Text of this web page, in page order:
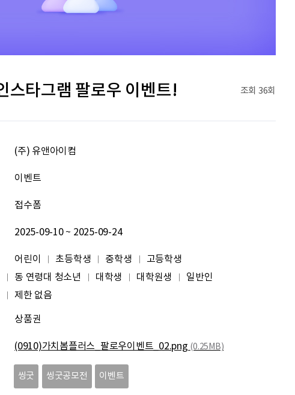
조유나
임예은 .
조유나 화이팅
송지원
스타그램 팔로우 이벤트! 조회 36회
(주) 유앤아이컴
이벤트
접수폼
2025-09-10 ~ 2025-09-24
어린이 초등학생 중학생
고등학생
동 연령대 청소년
대학생 대학원생
일반인
제한 없음
상품권
(0910)가치봄플러스_팔로우이벤트_02.png (0.25MB)
씽굿 씽굿공모전 이벤트